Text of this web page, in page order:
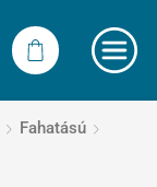
Fahatású